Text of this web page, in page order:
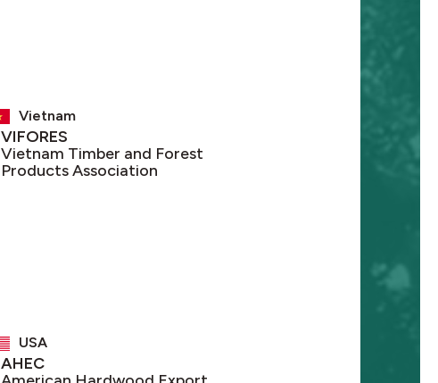
Vietnam
VIFORES
Vietnam Timber and Forest
Products Association
USA
AHEC